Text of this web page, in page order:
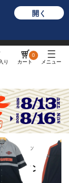
開く
り カート
0
メニュー
レーダビッドソン
ドソン